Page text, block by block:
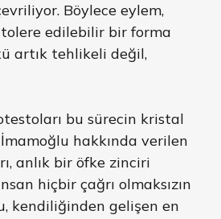
Böylece eylem,
tolere edilebilir bir forma
artık tehlikeli değil,
bu sürecin kristal
hakkında verilen
anlık bir öfke zinciri
hiçbir çağrı olmaksızın
kendiliğinden gelişen en